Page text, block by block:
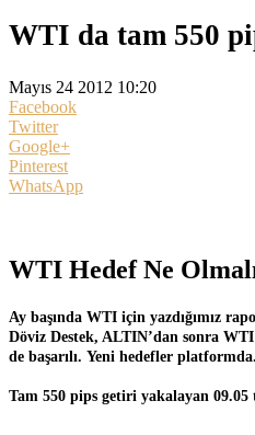
WTI da tam 550
Mayıs 24 2012 10:20
Facebook
Twitter
Google+
Pinterest
WhatsApp
WTI Hedef Ne
Ay başında WTI için yazdığımız
Döviz Destek, ALTIN’dan sonra
de başarılı. Yeni hedefler
Tam 550 pips getiri yakalayan